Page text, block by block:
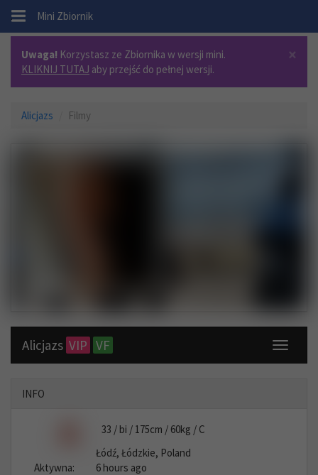
. Mini Zbiornik
×
Uwaga! Korzystasz ze Zbiornika w wersji mini.
KLIKNIJ TUTAJ aby przejść do pełnej wersji.
Alicjazs Filmy
Toggle
Alicjazs VIP VF
INFO
33 / bi / 175cm / 60kg / C
Łódź, Łódzkie, Poland
Aktywna:
6 hours ago